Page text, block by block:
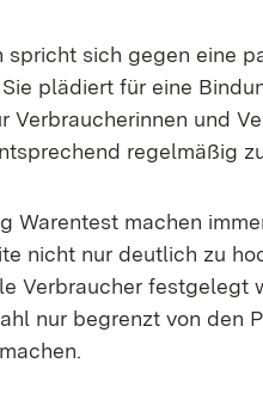
spricht sich gegen eine
plädiert für eine
Verbraucherinnen und
regelmäßig
Warentest machen
nicht nur deutlich zu
Verbraucher festgelegt
nur begrenzt von den